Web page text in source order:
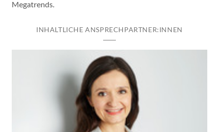
Megatrends.
INHALTLICHE ANSPRECHPARTNER:INNEN